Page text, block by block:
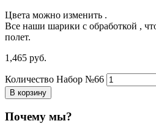
Цвета можно изменить .
Все наши шарики с обработкой ,
полет.
1,465 руб.
Количество Набор №66
В корзину
Почему мы?